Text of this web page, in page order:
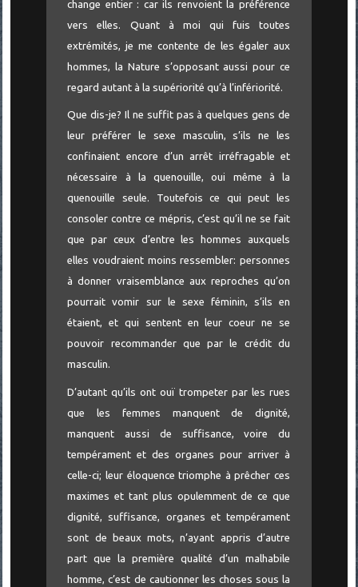
change entier : car ils renvoient la préférence
vers elles. Quant à moi qui fuis toutes
extrémités, je me contente de les égaler aux
hommes, la Nature s’opposant aussi pour ce
regard autant à la supériorité qu’à l’infériorité.
Que dis-je? Il ne suffit pas à quelques gens de
leur préférer le sexe masculin, s’ils ne les
confinaient encore d’un arrêt irréfragable et
nécessaire à la quenouille, oui même à la
quenouille seule. Toutefois ce qui peut les
consoler contre ce mépris, c’est qu’il ne se fait
que par ceux d’entre les hommes auxquels
elles voudraient moins ressembler: personnes
à donner vraisemblance aux reproches qu’on
pourrait vomir sur le sexe féminin, s’ils en
étaient, et qui sentent en leur coeur ne se
pouvoir recommander que par le crédit du
masculin.
D’autant qu’ils ont ouï trompeter par les rues
que les femmes manquent de dignité,
manquent aussi de suffisance, voire du
tempérament et des organes pour arriver à
celle-ci; leur éloquence triomphe à prêcher ces
maximes et tant plus opulemment de ce que
dignité, suffisance, organes et tempérament
sont de beaux mots, n’ayant appris d’autre
part que la première qualité d’un malhabile
homme, c’est de cautionner les choses sous la